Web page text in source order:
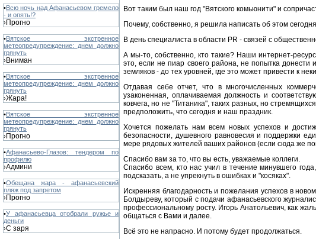
•Всю ночь над Афанасьевом гремело
- и опять!?
›Прогно
•Вятское экстренное
метеопредупреждение: днем должно
грянуть
›Вниман
•Вятское экстренное
метеопредупреждение: днем должно
грянуть
›Жара!
•Вятское экстренное
метеопредупреждение: днем должно
грянуть
›Прогно
•Афанасьево-Глазов: тендером по
профилю
›Админи
•Обещана жара - афанасьевский
пляж под запретом
›Прогно
•У афанасьевца отобрали ружье и
деньги
›С заря
Вот таким был наш год "Вятского комьюнити" и
Почему, собственно, я решила написать об этом
В день специалиста в области PR - связей с
А мы-то, собственно, кто такие? Наши интернет-
это, если не пиар своего района, не попытка
земляков - до тех уровней, где это может привести к
Отдавая себе отчет, что в многочисленных
узаконенная, оплачиваемая должность и
ковчега, но не "Титаника", таких разных, но
предположить, что сегодня и наш праздник.
Хочется пожелать нам всем новых успехов и
безопасности, душевного равновесия и поддержки
мере рядовых жителей ваших районов (если сюда же
Спасибо вам за то, что вы есть, уважаемые коллеги.
Спасибо всем, кто нас учил в течение минувшего
подсказать, а не упрекнуть в ошибках и "косяках".
Искренняя благодарность и пожелания успехов в
Болдыреву, который с подачи афанасьевского
профессиональному росту. Игорь Анатольевич, как
общаться с Вами и далее.
Всё это не напрасно. И потому будет продолжаться.